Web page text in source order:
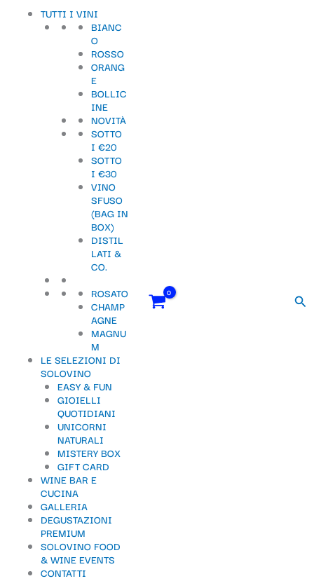
TUTTI I VINI
BIANC
O
ROSSO
ORANG
E
BOLLIC
INE
NOVITÀ
SOTTO
I €20
SOTTO
I €30
VINO
SFUSO
(BAG IN
BOX)
DISTIL
LATI &
CO.
ROSATO
CHAMP
AGNE
MAGNU
M
LE SELEZIONI DI
SOLOVINO
EASY & FUN
GIOIELLI
QUOTIDIANI
UNICORNI
NATURALI
MISTERY BOX
GIFT CARD
WINE BAR E
CUCINA
GALLERIA
DEGUSTAZIONI
PREMIUM
SOLOVINO FOOD
& WINE EVENTS
CONTATTI
Carrello: